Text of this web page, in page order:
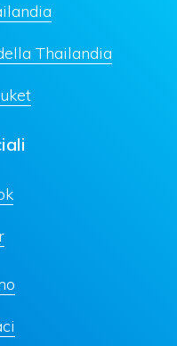
Thailandia